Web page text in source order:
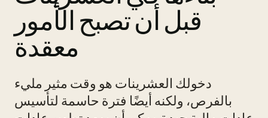
قبل أن تصبح الأمور
معقدة
دخولك العشرينات هو وقت مثير مليء
بالفرص، ولكنه أيضًا فترة حاسمة لتأسيس